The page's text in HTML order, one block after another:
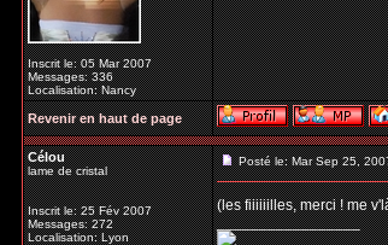
Inscrit le: 05 Mar 2007
Messages: 336
Localisation: Nancy
Revenir en haut de page
Célou
lame de cristal
Inscrit le: 25 Fév 2007
Messages: 272
Localisation: Lyon
Posté le: Mar Sep 25,
(les fiiiiiilles, merci ! me
_________________